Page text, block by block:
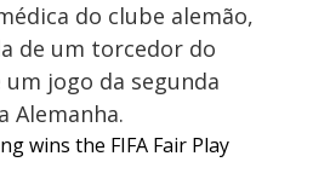
do clube alemão,
de um torcedor do
jogo da segunda
Alemanha.
wins the FIFA Fair Play